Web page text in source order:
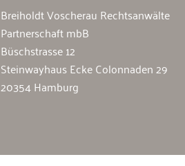
Breiholdt Voscherau Rechtsanwälte
Partnerschaft mbB
Büschstrasse 12
Steinwayhaus Ecke Colonnaden 29
20354 Hamburg